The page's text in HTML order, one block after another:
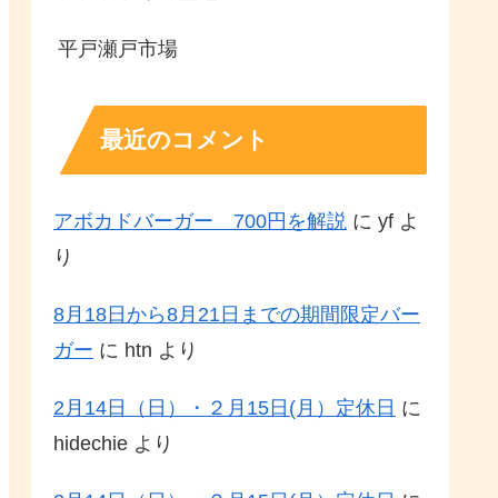
平戸瀬戸市場
最近のコメント
アボカドバーガー 700円を解説 に yf よ
り
8月18日から8月21日までの期間限定バー
ガー に htn より
2月14日（日）・２月15日(月）定休日 に
hidechie より